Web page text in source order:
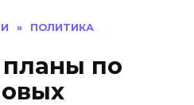
» ПОЛИТИКА
планы по